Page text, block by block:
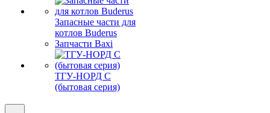
Запасные части для
котлов Buderus
Запчасти Baxi
ТГУ-НОРД С
(бытовая серия)